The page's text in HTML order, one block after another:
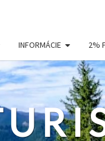
INFORMÁCIE 2%